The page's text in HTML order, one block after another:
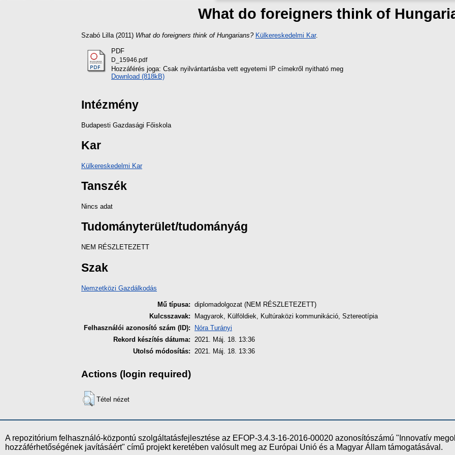
What do foreigners think of
Szabó Lilla (2011) What do foreigners think of Hungarians? Külkereskedelmi Kar.
PDF
D_15946.pdf
Hozzáférés joga: Csak nyilvántartásba vett egyetemi IP címekről nyitható meg
Download (818kB)
Intézmény
Budapesti Gazdasági Főiskola
Kar
Külkereskedelmi Kar
Tanszék
Nincs adat
Tudományterület/tudományág
NEM RÉSZLETEZETT
Szak
Nemzetközi Gazdálkodás
Mű típusa: diplomadolgozat (NEM RÉSZLETEZETT)
Kulcsszavak:
Magyarok, Külföldiek, Kultúraközi kommunikáció, Sztereotípia
Felhasználói azonosító szám (ID):
Nóra Turányi
Rekord készítés dátuma: 2021. Máj. 18. 13:36
Utolsó módosítás: 2021. Máj. 18. 13:36
Actions (login required)
Tétel nézet
A repozitórium felhasználó-központú szolgáltatásfejlesztése az EFOP-3.4.3-16-2016-00020 azonosítószámú "Innovatív
hozzáférhetőségének javításáért" című projekt keretében valósult meg az Európai Unió és a Magyar Állam támogatásával.